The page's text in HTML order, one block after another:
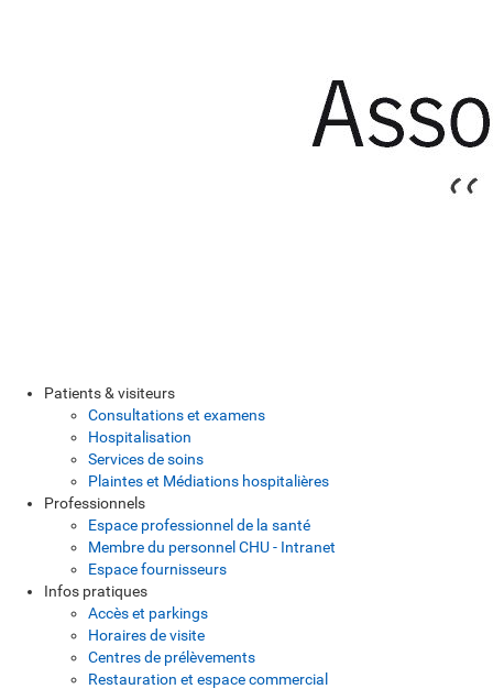
Patients & visiteurs
Consultations et examens
Hospitalisation
Services de soins
Plaintes et Médiations hospitalières
Professionnels
Espace professionnel de la santé
Membre du personnel CHU - Intranet
Espace fournisseurs
Infos pratiques
Accès et parkings
Horaires de visite
Centres de prélèvements
Restauration et espace commercial